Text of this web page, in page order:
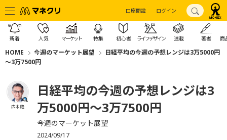
口座開設 ログイン
新着 人気 マーケット 特集 初心者 ライフデザイン 連載 著者 商
HOME 今週のマーケット展望
日経平均の今週の予想レンジは3万5000円
～3万7500円
広木 隆
日経平均の今週の予想レンジは3
万5000円～3万7500円
今週のマーケット展望
2024/09/17